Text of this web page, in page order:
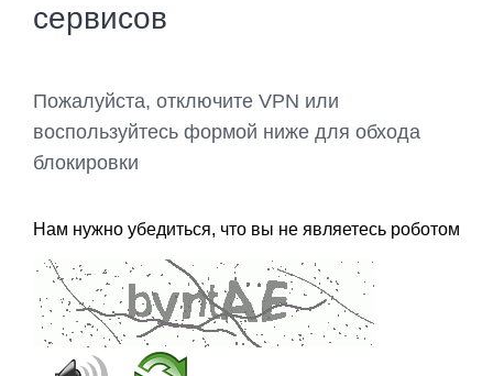
сервисов
Пожалуйста, отключите VPN или
воспользуйтесь формой ниже для обхода
блокировки
Нам нужно убедиться, что вы не являетесь роботом